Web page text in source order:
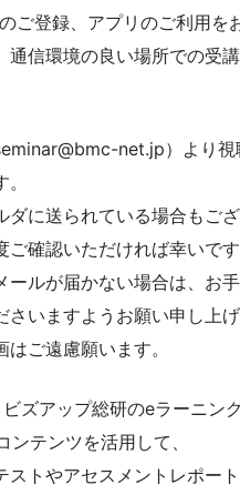
ご登録、アプリのご利用を
通信環境の良い場所での受
net.jp）より視
ダに送られている場合もご
確認いただければ幸いです
ールが届かない場合は、お
いますようお願い申し上げ
ご遠慮願います。
ズアップ総研のeラーニン
ンテンツを活用して、
ストやアセスメントレポー